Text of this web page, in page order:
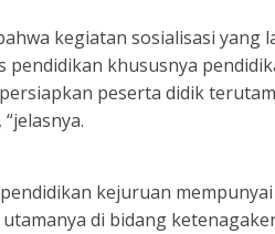
kegiatan sosialisasi
pendidikan khususnya
peserta didik
kejuruan
di bidang